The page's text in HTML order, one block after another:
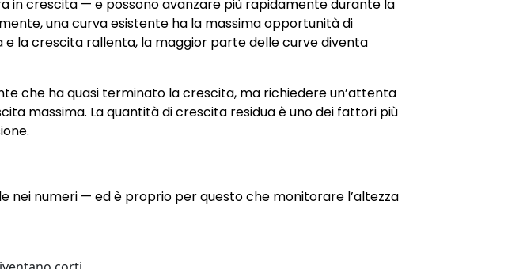
in crescita — e possono avanzare più rapidamente durante la
una curva esistente ha la massima opportunità di
la crescita rallenta, la maggior parte delle curve diventa
che ha quasi terminato la crescita, ma richiedere un’attenta
massima. La quantità di crescita residua è uno dei fattori più
nei numeri — ed è proprio per questo che monitorare l’altezza